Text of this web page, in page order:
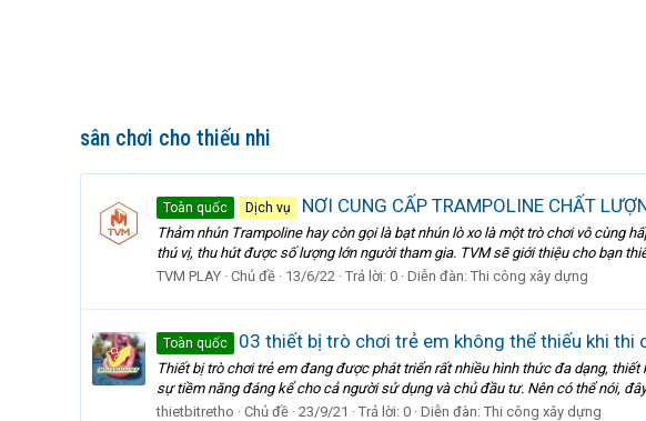
sân chơi cho thiếu nhi
Toàn quốc Dịch vụ NƠI CUNG CẤP TRAMPOLINE CHẤT
Thảm nhún Trampoline hay còn gọi là bạt nhún lò xo là một trò chơi vô cùng
thú vị, thu hút được số lượng lớn người tham gia. TVM sẽ giới thiệu cho bạn
TVM PLAY Chủ đề 13/6/22 Trả lời: 0 Diễn đàn: Thi công xây dựng
Toàn quốc 03 thiết bị trò chơi trẻ em không thể thiếu khi thi
Thiết bị trò chơi trẻ em đang được phát triển rất nhiều hình thức đa dạng,
sự tiềm năng đáng kể cho cả người sử dụng và chủ đầu tư. Nên có thể nói,
thietbitretho
Chủ đề 23/9/21 Trả lời: 0 Diễn đàn: Thi công xây dựng